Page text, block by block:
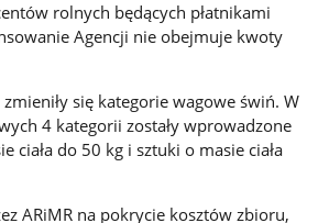
rolnych będących płatnikami
Agencji nie obejmuje kwoty
się kategorie wagowe świń. W
4 kategorii zostały wprowadzone
ciała do 50 kg i sztuki o masie ciała
ARiMR na pokrycie kosztów zbioru,